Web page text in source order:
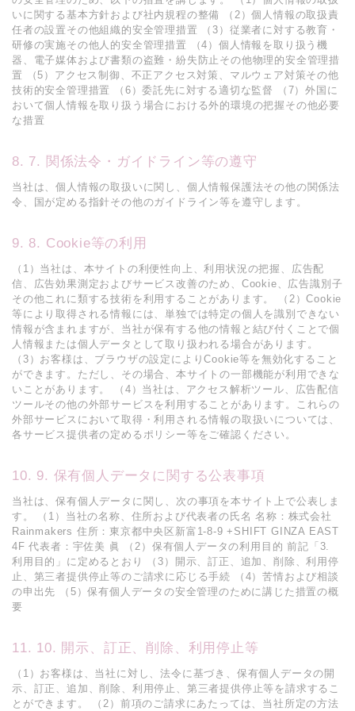
いに関する基本方針および社内規程の整備 （2）個人情報の取扱責
任者の設置その他組織的安全管理措置 （3）従業者に対する教育・
研修の実施その他人的安全管理措置 （4）個人情報を取り扱う機
器、電子媒体および書類の盗難・紛失防止その他物理的安全管理措
置 （5）アクセス制御、不正アクセス対策、マルウェア対策その他
技術的安全管理措置 （6）委託先に対する適切な監督 （7）外国に
おいて個人情報を取り扱う場合における外的環境の把握その他必要
な措置
7. 関係法令・ガイドライン等の遵守
当社は、個人情報の取扱いに関し、個人情報保護法その他の関係法
令、国が定める指針その他のガイドライン等を遵守します。
8. Cookie等の利用
（1）当社は、本サイトの利便性向上、利用状況の把握、広告配
信、広告効果測定およびサービス改善のため、Cookie、広告識別子
その他これに類する技術を利用することがあります。 （2）Cookie
等により取得される情報には、単独では特定の個人を識別できない
情報が含まれますが、当社が保有する他の情報と結び付くことで個
人情報または個人データとして取り扱われる場合があります。
（3）お客様は、ブラウザの設定によりCookie等を無効化すること
ができます。ただし、その場合、本サイトの一部機能が利用できな
いことがあります。 （4）当社は、アクセス解析ツール、広告配信
ツールその他の外部サービスを利用することがあります。これらの
外部サービスにおいて取得・利用される情報の取扱いについては、
各サービス提供者の定めるポリシー等をご確認ください。
9. 保有個人データに関する公表事項
当社は、保有個人データに関し、次の事項を本サイト上で公表しま
す。 （1）当社の名称、住所および代表者の氏名 名称：株式会社
Rainmakers 住所：東京都中央区新富1-8-9 +SHIFT GINZA EAST
4F 代表者：宇佐美 眞 （2）保有個人データの利用目的 前記「3.
利用目的」に定めるとおり （3）開示、訂正、追加、削除、利用停
止、第三者提供停止等のご請求に応じる手続 （4）苦情および相談
の申出先 （5）保有個人データの安全管理のために講じた措置の概
要
10. 開示、訂正、削除、利用停止等
（1）お客様は、当社に対し、法令に基づき、保有個人データの開
示、訂正、追加、削除、利用停止、第三者提供停止等を請求するこ
とができます。 （2）前項のご請求にあたっては、当社所定の方法